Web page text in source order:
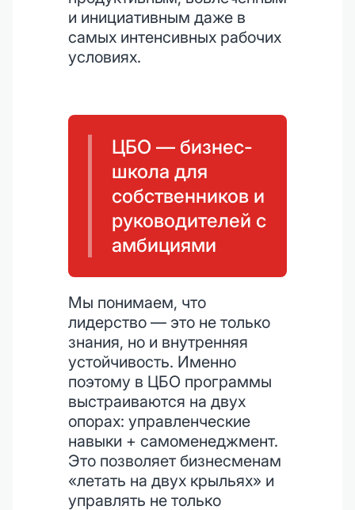
и инициативным даже в
самых интенсивных рабочих
условиях.
ЦБО — бизнес-
школа для
собственников и
руководителей с
амбициями
Мы понимаем, что
лидерство — это не только
знания, но и внутренняя
устойчивость. Именно
поэтому в ЦБО программы
выстраиваются на двух
опорах: управленческие
навыки + самоменеджмент.
Это позволяет бизнесменам
«летать на двух крыльях» и
управлять не только